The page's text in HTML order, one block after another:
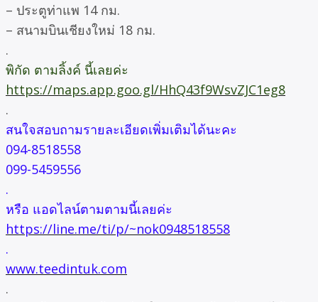
– ประตูท่าแพ 14 กม.
– สนามบินเชียงใหม่ 18 กม.
.
พิกัด ตามลิ้งค์ นี้เลยค่ะ
https://maps.app.goo.gl/HhQ43f9WsvZJC1eg8
.
สนใจสอบถามรายละเอียดเพิ่มเติมได้นะคะ
094-8518558
099-5459556
.
หรือ แอดไลน์ตามตามนี้เลยค่ะ
https://line.me/ti/p/~nok0948518558
.
www.teedintuk.com
.